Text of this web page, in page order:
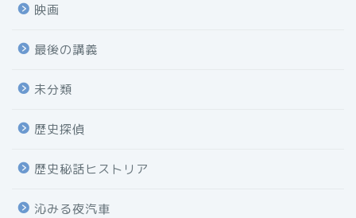
映画
最後の講義
未分類
歴史探偵
歴史秘話ヒストリア
沁みる夜汽車